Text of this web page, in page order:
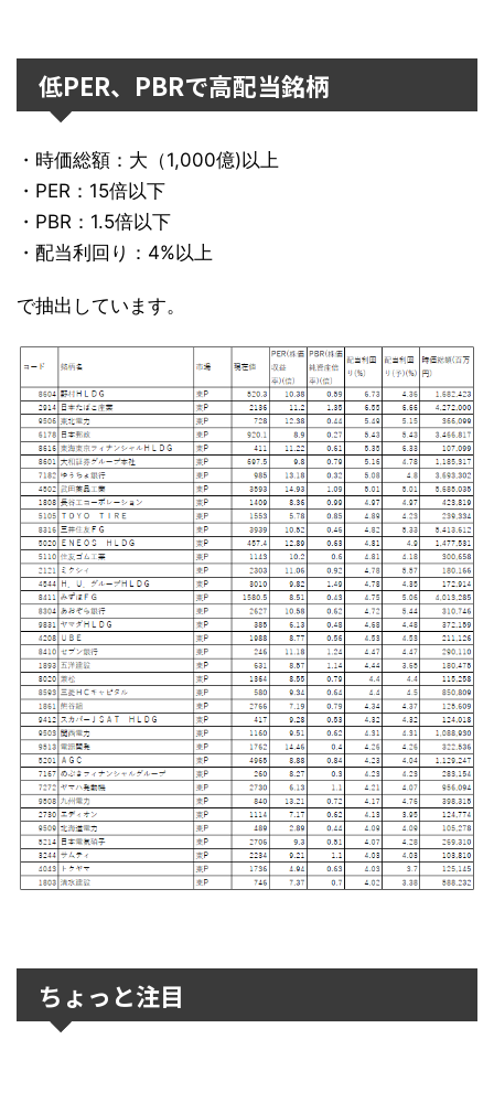
低PER、PBRで高配当銘柄
・時価総額：大（1,000億)以上
・PER：15倍以下
・PBR：1.5倍以下
・配当利回り：4%以上
で抽出しています。
ちょっと注目